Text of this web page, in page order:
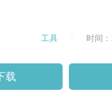
工具 时间
载